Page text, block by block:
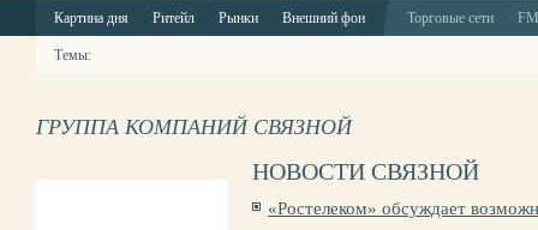
Картина дня Ритейл Рынки Внешний фон Торговые сети
Темы:
ГРУППА КОМПАНИЙ СВЯЗНОЙ
НОВОСТИ СВЯЗНОЙ
«Ростелеком» обсуждает